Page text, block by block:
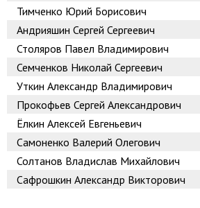
Тимченко Юрий Борисович
Андрияшин Сергей Сергеевич
Столяров Павел Владимирович
Семченков Николай Сергеевич
Уткин Александр Владимирович
Прокофьев Сергей Александрович
Ёлкин Алексей Евгеньевич
Самоненко Валерий Олегович
Солтанов Владислав Михайлович
Сафрошкин Александр Викторович